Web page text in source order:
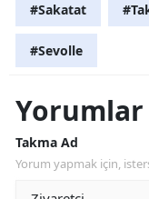
#Sakatat
#Sevolle
Yorumlar
Takma Ad
Yorum yapmak için,